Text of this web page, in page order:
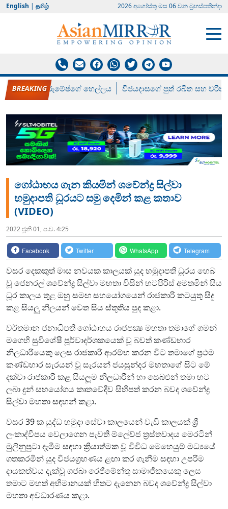
English | தமிழ் 2026 අගෝස්‍තු මස 06 වන බ්‍රහස්පතින්දා
රන් ගෙනා රුමේෂ්ගේ හෙල්ලය විජයදාසගේ පුත් රඛිත සහ චරිත්
ගෝඨාභය ගැන කියමින් ශවේන්ද්‍ර සිල්වා
හමුදාපති ධූරයට සමු දෙමින් කළ කතාව
(VIDEO)
2022 ජූනි 01, ප.ව. 4:25
Facebook Twitter WhatsApp Telegram
වසර දෙකකුත් මාස නවයක කාලයක් යුද හමුදාපති ධූරය හෙබ
වූ ජෙනරල් ශවේන්ද්‍ර සිල්වා මහතා විසින් භටපිරිස් අමතමින් සිය
ධූර කාලය තුළ ඔහු සමඟ සහයෝගයෙන් රාජකාරි කටයුතු සිදු
කළ සියලු නිලයන් වෙත සිය ස්තූතිය පුද කළා.
වර්තමාන ජනාධිපති ගෝඨාභය රාජපක්‍ෂ මහතා තමාගේ ගමන්
මගෙහි සුවිශේෂී පූර්වාදර්ශකයෙක් වූ බවත් කණ්ඩභාර
නිලධාරියෙකු ලෙස රාජකාරී ආරම්භ කරන විට තමාගේ ප්‍රථම
කණ්ඩභාර සැරයන් වූ සැරයන් ජයසුන්දර මහතාගේ සිට මේ
දක්වා රාජකාරී කළ සියලූම නිලධාරීන් හා සෙබළුන් තමා හට
ලබා දුන් සහයෝගය කෘතවේදීව සිහිපත් කරන බවද ශවේන්ද්‍ර
සිල්වා මහතා සඳහන් කළා.
වසර 39 ක යුද්ධ හමුදා සේවා කාලයෙන් වැඩි කාලයක් ශ්‍රී
ලංකාද්වීපය වෙලාගෙන පැවති ම්ලේච්ජ ත්‍රස්තවාදය මෙරටින්
මුලිනුපුටා දැමීම සඳහා ක්‍රියාත්මක වූ විවිධ මෙහෙයුම් මධ්‍යයේ
ගතකරමින් යුද විජයග්‍රහණය ළඟා කර ගැනීම සඳහා උපරිම
දායකත්වය දැක්වූ ගජබා රෙජිමේන්තු සාමාජිකයෙකු ලෙස
තමාට මහත් අභිමානයක් හිතට දැනෙන බවද ශවේන්ද්‍ර සිල්වා
මහතා අවධාරණය කළා.